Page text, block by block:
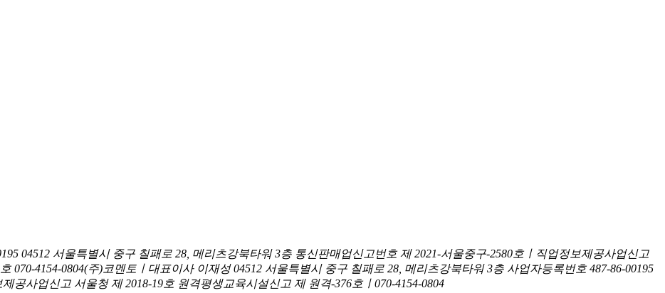
04512 서울특별시 중구 칠패로 28, 메리츠강북타워 3층 통신판매업신고번호 제 2021-서울중구-2580호ㅣ직업정보제공사업신고
070-4154-0804(주)코멘토ㅣ대표이사 이재성 04512 서울특별시 중구 칠패로 28, 메리츠강북타워 3층 사업자등록번호 487-86-00195
제공사업신고 서울청 제 2018-19호 원격평생교육시설신고 제 원격-376호ㅣ070-4154-0804